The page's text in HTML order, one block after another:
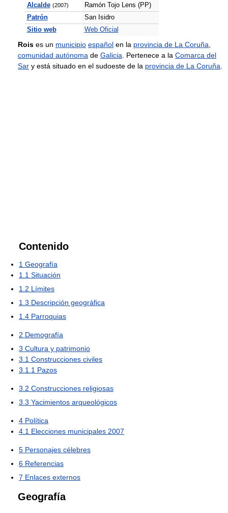
Alcalde (2007)
Ramón Tojo Lens (PP)
Patrón
San Isidro
Sitio web
Web Oficial
Rois es un municipio español en la provincia de La Coruña
comunidad autónoma de Galicia . Pertenece a la Comarca del
Sar y está situado en el sudoeste de la provincia de La Coruña
Contenido
1 Geografía
1.1 Situación
1.2 Límites
1.3 Descripción geográfica
1.4 Parroquias
2 Demografía
3 Cultura y patrimonio
3.1 Construcciones civiles
3.1.1 Pazos
3.2 Construcciones religiosas
3.3 Yacimientos arqueológicos
4 Política
4.1 Elecciones municipales 2007
5 Personajes célebres
6 Referencias
7 Enlaces externos
Geografía